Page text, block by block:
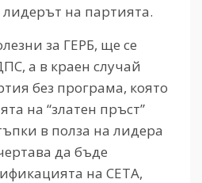
на партията.
за ГЕРБ, ще се
а в краен случай
без програма, която
на “златен пръст”
в полза на лидера
да бъде
на СЕТА,